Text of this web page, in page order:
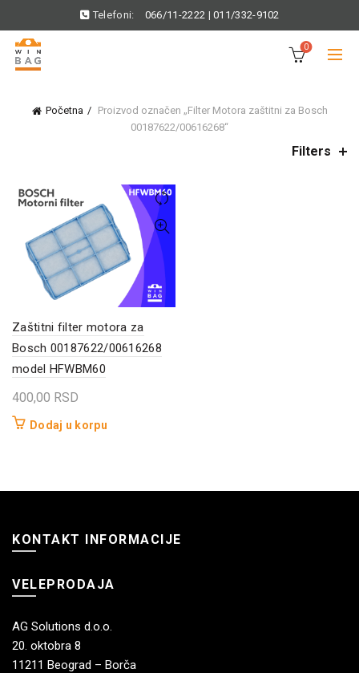
Telefoni: 066/11-2222 |011/332-9102
0
Početna
Proizvod označen „Filter Motora zaštitni za Bosch
00187622/00616268“
Filters
Zaštitni filter motora za
Bosch 00187622/00616268
model HFWBM60
400,00 RSD
Dodaj u korpu
KONTAKT INFORMACIJE
VELEPRODAJA
AG Solutions d.o.o.
20. oktobra 8
11211 Beograd – Borča